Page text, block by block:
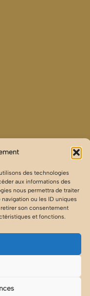
des technologies
aux informations des
nous permettra de traiter
ou les ID uniques
son consentement
et fonctions.